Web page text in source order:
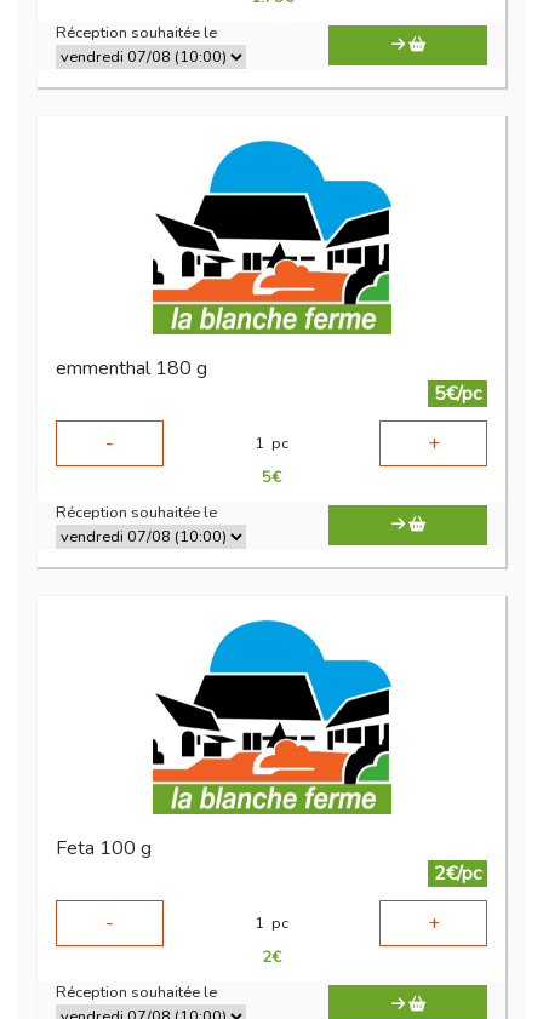
Réception souhaitée le
emmenthal 180 g
5€/pc
-
1 pc +
5€
Réception souhaitée le
Feta 100 g
2€/pc
-
1 pc +
2€
Réception souhaitée le